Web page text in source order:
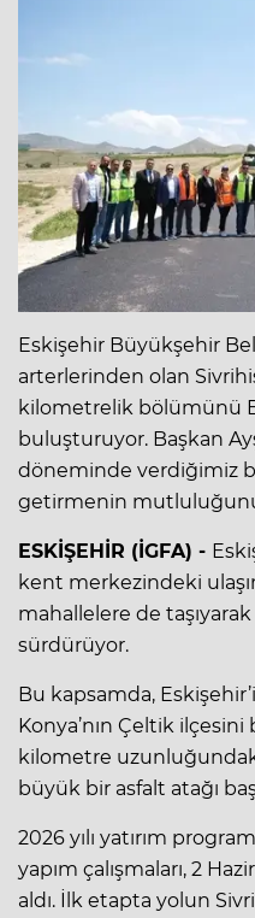
Eskişehir Büyükşehir
arterlerinden olan
kilometrelik bölümünü
buluşturuyor. Başkan
döneminde verdiğimiz
getirmenin mutluluğunu
ESKİŞEHİR (İGFA) -
kent merkezindeki
mahallelere de taşıyarak
sürdürüyor.
Bu kapsamda,
Konya’nın Çeltik
kilometre
büyük bir asfalt atağı
2026 yılı yatırım
yapım çalışmaları, 2
aldı. İlk etapta yolun